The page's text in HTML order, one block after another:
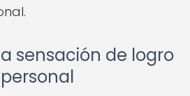
sensación de logro